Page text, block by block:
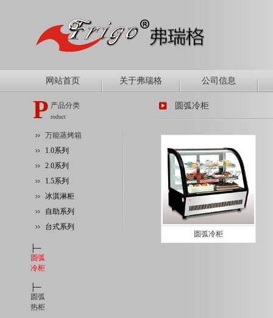
网站首页 关于弗瑞格 公司信息
P 产品分类
roduct
万能蒸烤箱
1.0系列
2.0系列
1.5系列
冰淇淋柜
自助系列
台式系列
├─
圆弧
冷柜
├─
圆弧
热柜
圆弧冷柜
圆弧冷柜